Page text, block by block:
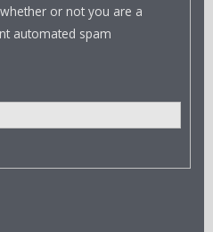
or not you are a
automated spam